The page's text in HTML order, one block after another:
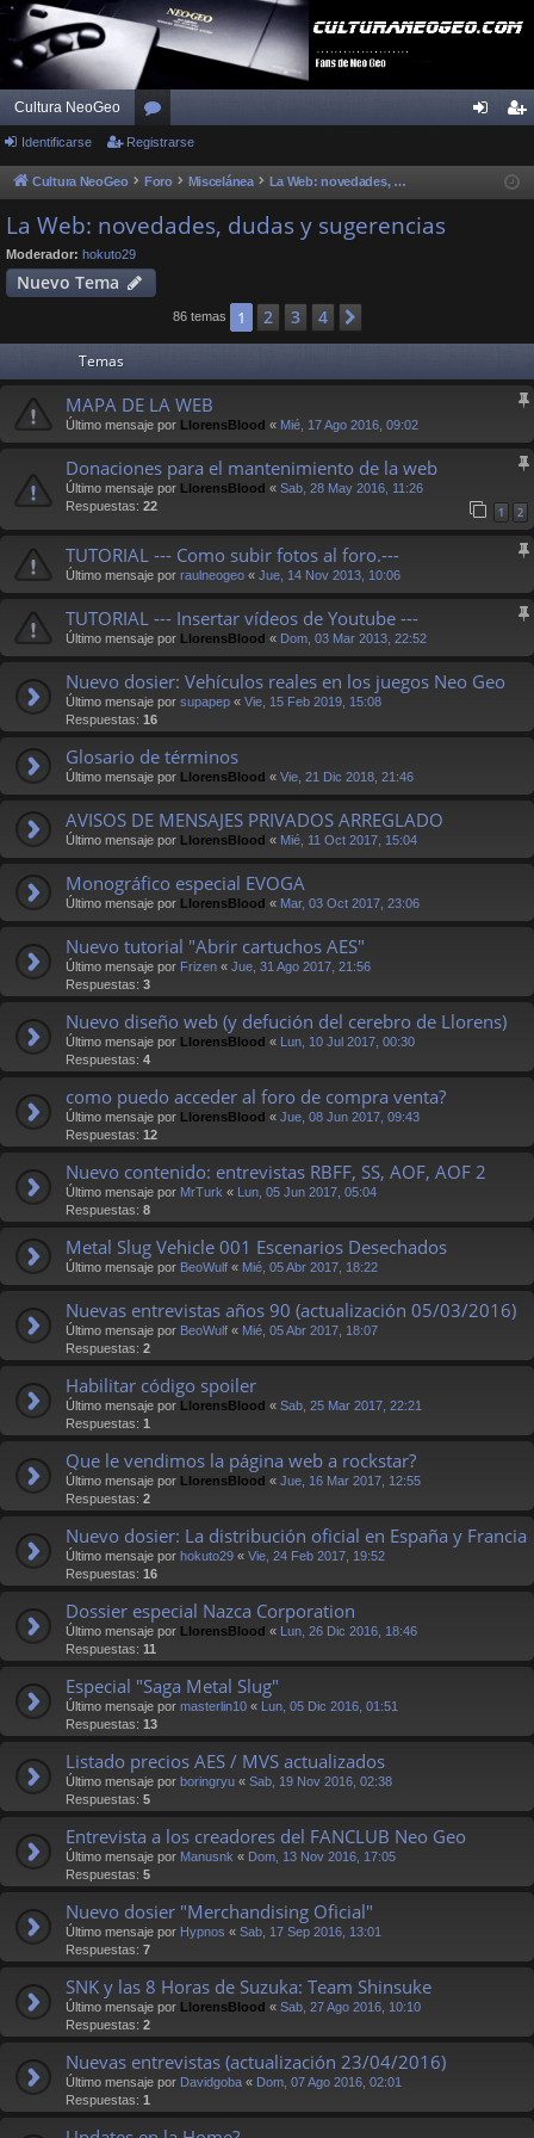
Cultura NeoGeo
or
os ist
Identificarse Registrarse
Cultura NeoGeo Foro Miscelánea La Web: novedades, dudas y sugerencias
La Web: novedades, dudas y sugerencias
Moderador: hokuto29
Nuevo Tema
86 temas 1 2 3 4
Temas
MAPA DE LA WEB
Último mensaje por LlorensBlood « Mié, 17 Ago 2016, 09:02
Donaciones para el mantenimiento de la web
Último mensaje por LlorensBlood « Sab, 28 May 2016, 11:26
Respuestas: 22 1 2
TUTORIAL --- Como subir fotos al foro.---
Último mensaje por raulneogeo « Jue, 14 Nov 2013, 10:06
TUTORIAL --- Insertar vídeos de Youtube ---
Último mensaje por LlorensBlood « Dom, 03 Mar 2013, 22:52
Nuevo dosier: Vehículos reales en los juegos Neo Geo
Último mensaje por supapep « Vie, 15 Feb 2019, 15:08
Respuestas: 16
Glosario de términos
Último mensaje por LlorensBlood « Vie, 21 Dic 2018, 21:46
AVISOS DE MENSAJES PRIVADOS ARREGLADO
Último mensaje por LlorensBlood « Mié, 11 Oct 2017, 15:04
Monográfico especial EVOGA
Último mensaje por LlorensBlood « Mar, 03 Oct 2017, 23:06
Nuevo tutorial "Abrir cartuchos AES"
Último mensaje por Frizen « Jue, 31 Ago 2017, 21:56
Respuestas: 3
Nuevo diseño web (y defución del cerebro de Llorens)
Último mensaje por LlorensBlood « Lun, 10 Jul 2017, 00:30
Respuestas: 4
como puedo acceder al foro de compra venta?
Último mensaje por LlorensBlood « Jue, 08 Jun 2017, 09:43
Respuestas: 12
Nuevo contenido: entrevistas RBFF, SS, AOF, AOF 2
Último mensaje por MrTurk « Lun, 05 Jun 2017, 05:04
Respuestas: 8
Metal Slug Vehicle 001 Escenarios Desechados
Último mensaje por BeoWulf « Mié, 05 Abr 2017, 18:22
Nuevas entrevistas años 90 (actualización 05/03/2016)
Último mensaje por BeoWulf « Mié, 05 Abr 2017, 18:07
Respuestas: 2
Habilitar código spoiler
Último mensaje por LlorensBlood « Sab, 25 Mar 2017, 22:21
Respuestas: 1
Que le vendimos la página web a rockstar?
Último mensaje por LlorensBlood « Jue, 16 Mar 2017, 12:55
Respuestas: 2
Nuevo dosier: La distribución oficial en España y Francia
Último mensaje por hokuto29 « Vie, 24 Feb 2017, 19:52
Respuestas: 16
Dossier especial Nazca Corporation
Último mensaje por LlorensBlood « Lun, 26 Dic 2016, 18:46
Respuestas: 11
Especial "Saga Metal Slug"
Último mensaje por masterlin10 « Lun, 05 Dic 2016, 01:51
Respuestas: 13
Listado precios AES / MVS actualizados
Último mensaje por boringryu « Sab, 19 Nov 2016, 02:38
Respuestas: 5
Entrevista a los creadores del FANCLUB Neo Geo
Último mensaje por Manusnk « Dom, 13 Nov 2016, 17:05
Respuestas: 5
Nuevo dosier "Merchandising Oficial"
Último mensaje por Hypnos « Sab, 17 Sep 2016, 13:01
Respuestas: 7
SNK y las 8 Horas de Suzuka: Team Shinsuke
Último mensaje por LlorensBlood « Sab, 27 Ago 2016, 10:10
Respuestas: 2
Nuevas entrevistas (actualización 23/04/2016)
Último mensaje por Davidgoba « Dom, 07 Ago 2016, 02:01
Respuestas: 1